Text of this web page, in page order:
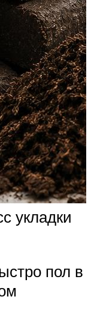
укладки
пол в